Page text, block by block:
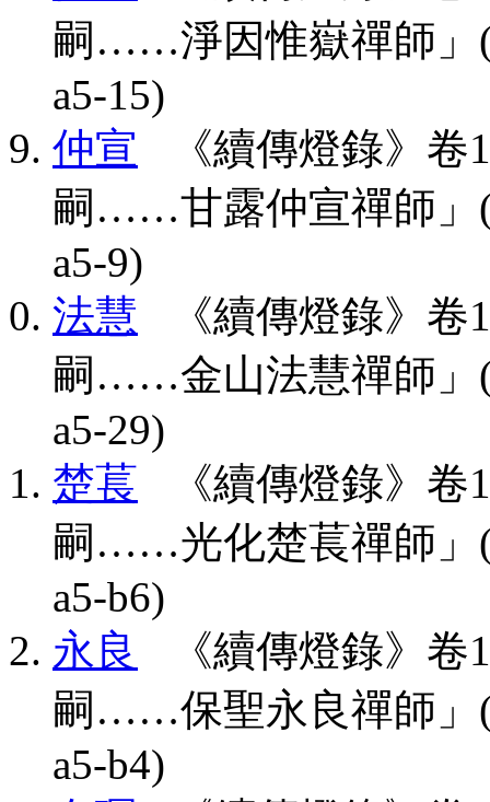
嗣……淨因惟嶽禪師」
a5-15)
仲宣 《續傳燈錄》卷
嗣……甘露仲宣禪師」
a5-9)
法慧 《續傳燈錄》卷
嗣……金山法慧禪師」
a5-29)
楚萇 《續傳燈錄》卷
嗣……光化楚萇禪師」
a5-b6)
永良
《續傳燈錄》卷
嗣……保聖永良禪師」
a5-b4)